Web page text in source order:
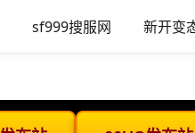
sf999搜服网 新开变